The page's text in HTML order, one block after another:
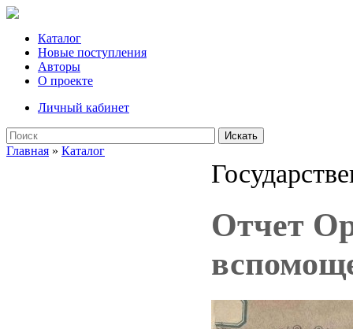
Каталог
Новые поступления
Авторы
О проекте
Личный кабинет
Искать
Главная » Каталог
Отчет